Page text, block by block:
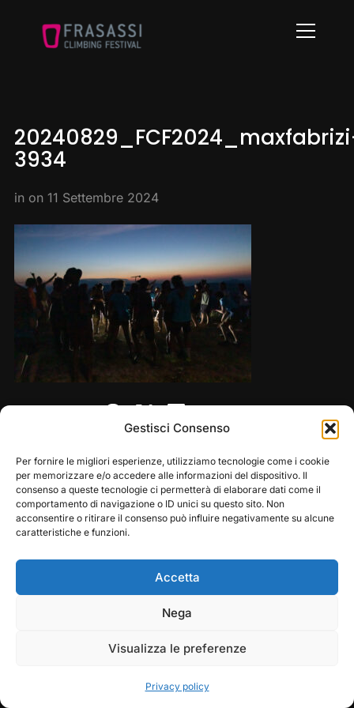
Gestisci Consenso
Per fornire le migliori esperienze, utilizziamo tecnologie come i cookie
per memorizzare e/o accedere alle informazioni del dispositivo. Il
consenso a queste tecnologie ci permetterà di elaborare dati come il
comportamento di navigazione o ID unici su questo sito. Non
acconsentire o ritirare il consenso può influire negativamente su alcune
caratteristiche e funzioni.
Accetta
Nega
Visualizza le preferenze
Privacy policy
Info
3934
in on 11 Settembre 2024
Copyright © 2026 — Frasassi Climbing Festival. All
Designed byWPZOOM